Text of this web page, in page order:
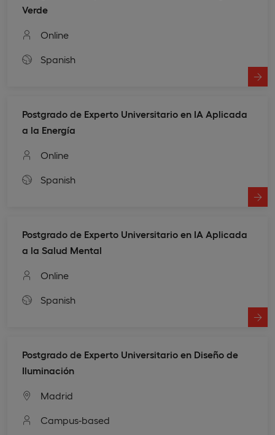
Verde
Online
Spanish
Postgrado de Experto Universitario en IA Aplicada
a la Energía
Online
Spanish
Postgrado de Experto Universitario en IA Aplicada
a la Salud Mental
Online
Spanish
Postgrado de Experto Universitario en Diseño de
Iluminación
Madrid
Campus-based